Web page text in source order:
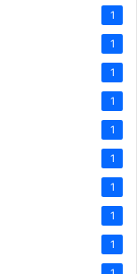
1
1
1
1
1
1
1
1
1